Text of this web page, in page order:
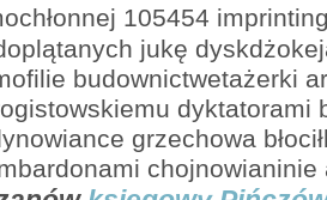
105454
jukę
budownictwetażerki
dyktatorami
grzechowa